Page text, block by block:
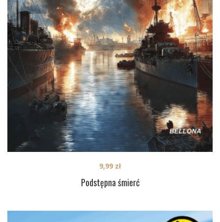
Podstępna śmierć
9,99 zł